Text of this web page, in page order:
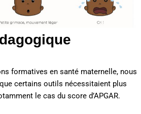
formatives en santé maternelle, nous
certains outils nécessitaient plus
le cas du score d’APGAR.